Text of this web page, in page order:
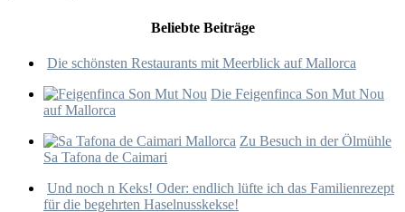
Beliebte Beiträge
Die schönsten Restaurants mit Meerblick auf Mallorca
Die Feigenfinca Son Mut Nou
auf Mallorca
Zu Besuch in der Ölmühle
Sa Tafona de Caimari
Und noch n Keks! Oder: endlich lüfte ich das Familienrezept
für die begehrten Haselnusskekse!